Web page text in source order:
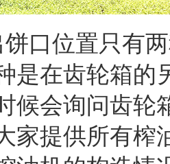
饼口位置只有
是在齿轮箱的
候会询问齿轮
家提供所有榨